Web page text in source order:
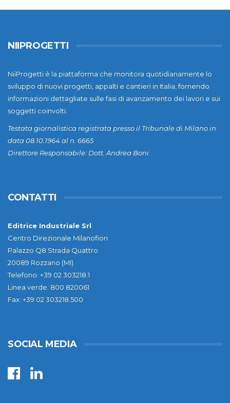
NIIPROGETTI
NiiProgetti è la piattaforma che monitora quotidianamente lo
sviluppo di nuovi progetti, appalti e cantieri in Italia, fornendo
informazioni dettagliate sulle fasi di avanzamento dei lavori e sui
soggetti coinvolti.
Testata giornalistica registrata presso il Tribunale di Milano in
data 08.10.1964 al n. 6665
Direttore Responsabile: Dott. Andrea Boni
CONTATTI
Editrice Industriale Srl
Centro Direzionale Milanofiori
Palazzo Q8 Strada Quattro
20089 Rozzano (MI)
Telefono: +39 02 303218.1
Linea verde: 800 820061
Fax: +39 02 303218.500
SOCIAL MEDIA